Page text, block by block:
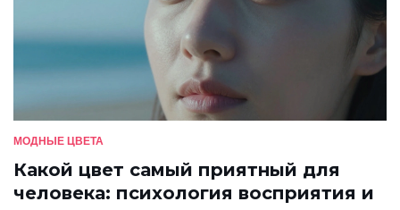
МОДНЫЕ ЦВЕТА
Какой цвет самый приятный для
человека: психология восприятия и